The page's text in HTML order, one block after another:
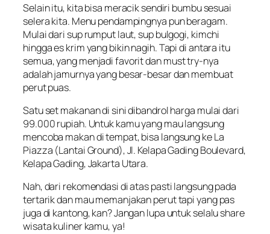
Selain itu, kita bisa meracik sendiri bumbu sesuai
selera kita. Menu pendampingnya pun beragam.
Mulai dari sup rumput laut, sup bulgogi, kimchi
hingga es krim yang bikin nagih. Tapi di antara itu
semua, yang menjadi favorit danmust try-nya
adalah jamurnya yang besar-besar dan membuat
perut puas.
Satu set makanan di sini dibandrol harga mulai dari
99.000 rupiah. Untuk kamu yang mau langsung
mencoba makan di tempat, bisa langsung ke La
Piazza (Lantai Ground), Jl. Kelapa Gading Boulevard,
Kelapa Gading, Jakarta Utara.
Nah, dari rekomendasi di atas pasti langsung pada
tertarik dan mau memanjakan perut tapi yang pas
juga di kantong, kan? Jangan lupa untuk selalushare
wisata kuliner kamu, ya!